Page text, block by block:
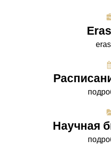
Научная